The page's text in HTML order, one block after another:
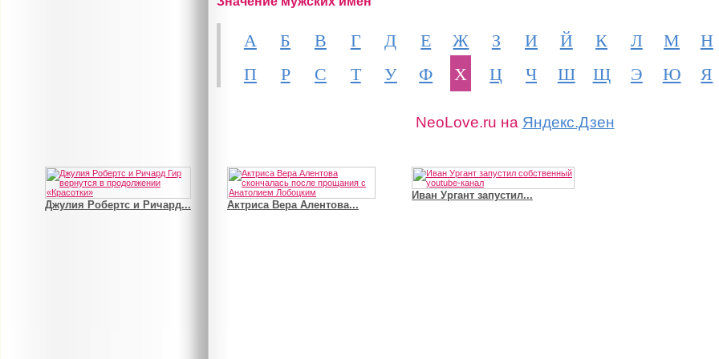
А Б В Г Д Е Ж З И Й К Л М
Н
П
Р С Т У Ф Х Ц Ч Ш Щ Э Ю Я
NeoLove.ru на Яндекс.Дзен
Джулия Робертс и Ричард... Актриса Вера Алентова...
Иван Ургант запустил...